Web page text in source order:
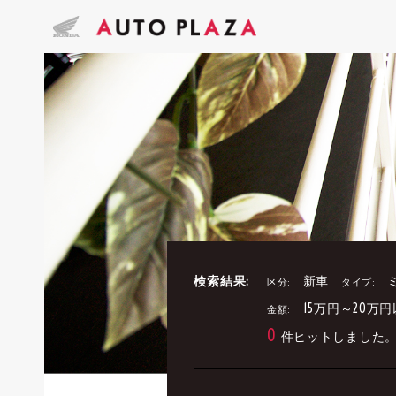
検索結果: 区分: 新車 タイプ:
金額: 15万円～20万
0 件ヒットしました。